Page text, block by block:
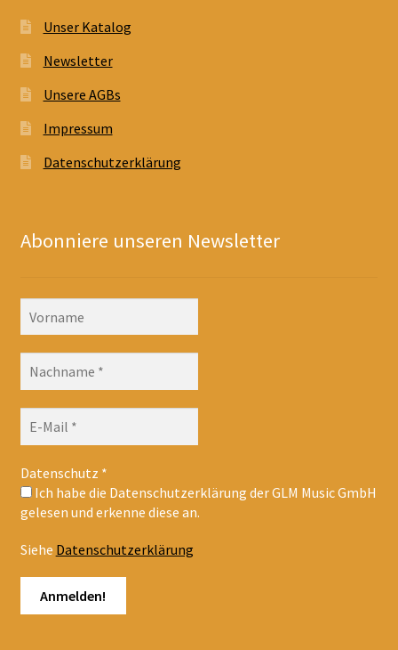
Unser Katalog
Newsletter
Unsere AGBs
Impressum
Datenschutzerklärung
Abonniere unseren Newsletter
Datenschutz *
Ich habe die Datenschutzerklärung der GLM Music GmbH
gelesen und erkenne diese an.
Siehe Datenschutzerklärung